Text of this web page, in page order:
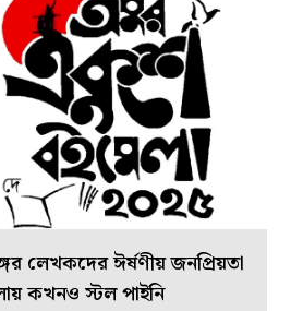
লেখকদের ঈর্ষণীয় জনপ্রিয়তা
কখনও স্টল পাইনি